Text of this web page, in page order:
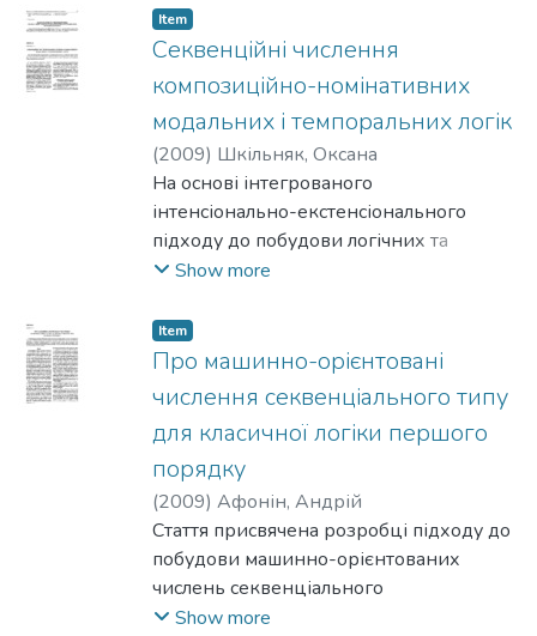
зв’язків між вузлами понять в онтології
із використанням евристичних
інструкцій, що генеруються системою в
автома-
тизованому режимі.
Item
Секвенційні числення
композиційно-номінативних
модальних і темпоральних логік
(2009) Шкільняк, Оксана
На основі інтегрованого
інтенсіонально-екстенсіонального
підходу до побудови логічних та
програмних систем досліджено
темпоральні логіки номінативних
рівнів. Для зазначених логік збудовано
числення секвенційного типу. Для
таких числень доведено
теореми коректності та повноти.
Show more
Item
Про машинно-орієнтовані
числення секвенціального типу
для класичної логіки першого
порядку
(2009) Афонін, Андрій
Стаття присвячена розробці підходу до
побудови машинно-орієнтованих
числень секвенціального
типу, які не потребують проведення
Show more